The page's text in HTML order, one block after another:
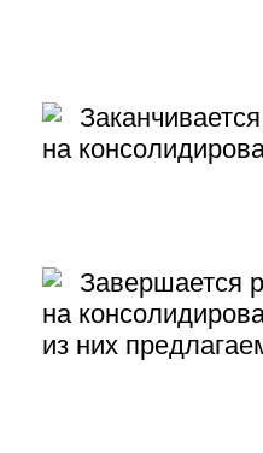
на
Завершается
на
из них